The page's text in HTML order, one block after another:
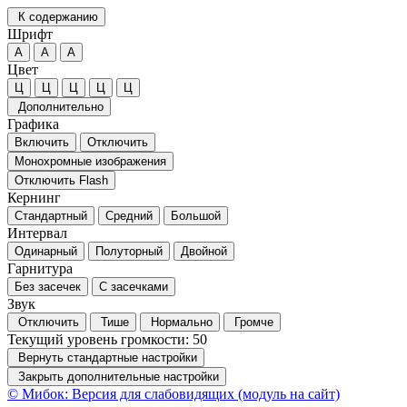
К содержанию
Шрифт
А А А
Цвет
Ц Ц Ц Ц
Ц
Дополнительно
Графика
Включить
Отключить
Монохромные изображения
Отключить Flash
Кернинг
Стандартный Средний Большой
Интервал
Одинарный Полуторный Двойной
Гарнитура
Без засечек С засечками
Звук
Отключить Тише Нормально Громче
Текущий уровень громкости: 50
Вернуть стандартные настройки
Закрыть дополнительные настройки
© Мибок: Версия для слабовидящих (модуль на сайт)